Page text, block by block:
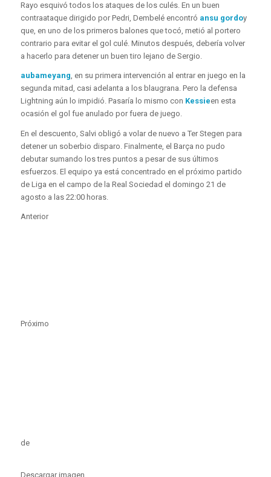
Rayo esquivó todos los ataques de los culés. En un buen
contraataque dirigido por Pedri, Dembelé encontró ansu gordoy
que, en uno de los primeros balones que tocó, metió al portero
contrario para evitar el gol culé. Minutos después, debería volver
a hacerlo para detener un buen tiro lejano de Sergio.
aubameyang, en su primera intervención al entrar en juego en la
segunda mitad, casi adelanta a los blaugrana. Pero la defensa
Lightning aún lo impidió. Pasaría lo mismo con Kessieen esta
ocasión el gol fue anulado por fuera de juego.
En el descuento, Salvi obligó a volar de nuevo a Ter Stegen para
detener un soberbio disparo. Finalmente, el Barça no pudo
debutar sumando los tres puntos a pesar de sus últimos
esfuerzos. El equipo ya está concentrado en el próximo partido
de Liga en el campo de la Real Sociedad el domingo 21 de
agosto a las 22:00 horas.
Anterior
Próximo
de
Descargar imagen